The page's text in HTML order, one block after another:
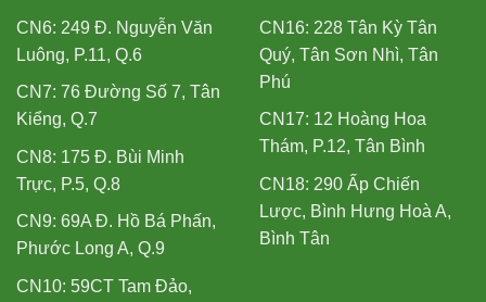
CN6: 249 Đ. Nguyễn Văn
Luông, P.11, Q.6
CN7: 76 Đường Số 7, Tân
Kiểng, Q.7
CN8: 175 Đ. Bùi Minh
Trực, P.5, Q.8
CN9: 69A Đ. Hồ Bá Phấn,
Phước Long A, Q.9
CN10: 59CT Tam Đảo,
CN16: 228 Tân Kỳ Tân
Quý, Tân Sơn Nhì, Tân
Phú
CN17: 12 Hoàng Hoa
Thám, P.12, Tân Bình
CN18: 290 Ấp Chiến
Lược, Bình Hưng Hoà A,
Bình Tân